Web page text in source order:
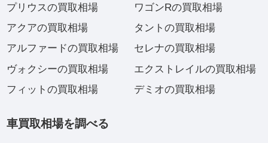
プリウスの買取相場
アクアの買取相場
アルファードの買取相場
ヴォクシーの買取相場
フィットの買取相場
ワゴンRの買取相場
タントの買取相場
セレナの買取相場
エクストレイルの買取相場
デミオの買取相場
車買取相場を調べる